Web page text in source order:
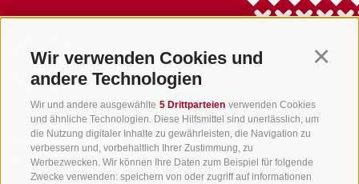
Wir verwenden Cookies und
andere Technologien
Wir und andere ausgewählte 5 Drittparteien verwenden Cookies
und ähnliche Technologien. Diese Hilfsmittel sind unerlässlich, um
die Nutzung digitaler Inhalte zu gewährleisten, die Navigation zu
verbessern und, vorbehaltlich Ihrer Zustimmung, zu
Werbezwecken. Wir können Ihre Daten zum Beispiel für folgende
Zwecke verwenden: speichern von oder zugriff auf informationen
info@gsieser-tal.com
+39 0474 978 436